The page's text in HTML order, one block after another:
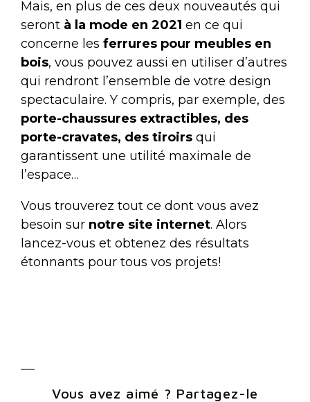
Mais, en plus de ces deux nouveautés qui
seront à la mode en 2021 en ce qui
concerne les ferrures pour meubles en
bois, vous pouvez aussi en utiliser d’autres
qui rendront l’ensemble de votre design
spectaculaire. Y compris, par exemple, des
porte-chaussures extractibles, des
porte-cravates, des tiroirs qui
garantissent une utilité maximale de
l’espace…
Vous trouverez tout ce dont vous avez
besoin sur notre site internet. Alors
lancez-vous et obtenez des résultats
étonnants pour tous vos projets!
Vous avez aimé ? Partagez-le